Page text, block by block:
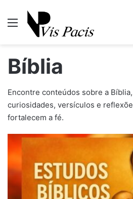
Menu
Bíblia
Encontre conteúdos sobre a
curiosidades, versículos e
fortalecem a fé.